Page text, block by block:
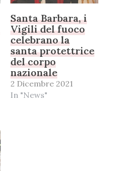
Santa Barbara, i
Vigili del fuoco
celebrano la
santa protettrice
del corpo
nazionale
2 Dicembre 2021
In "News"